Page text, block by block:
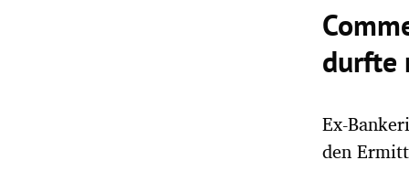
durfte
Ex-
den